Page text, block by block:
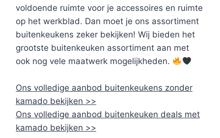
voldoende ruimte voor je accessoires en ruimte
op het werkblad. Dan moet je ons assortiment
buitenkeukens zeker bekijken! Wij bieden het
grootste buitenkeuken assortiment aan met
ook nog vele maatwerk mogelijkheden.
Ons volledige aanbod buitenkeukens zonder
kamado bekijken >>
Ons volledige aanbod buitenkeuken deals met
kamado bekijken >>